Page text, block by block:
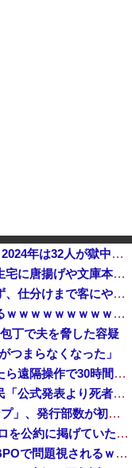
無期刑の仮釈放、2025年は「わずか4人」2024年は32人が獄中死…「終身刑化」の傾向続く
【私はあなたの味方】交際歴ゼロの同級生宅に唐揚げや文庫本を20回以上届けた24歳女を逮捕他
【画像】松屋さん、食器の返却のみならず、仕分けまで客にやらせてしまうｗｗｗｗｗｗ
【画像】福岡、こんなのが普通に走ってるｗｗｗｗｗｗｗｗｗｗｗｗｗｗｗｗ
丁で夫を脅した容疑
つまらなくなった」
中国人のリウさん、新エネ車で国境越えたら遠隔操作で30時間ロックされる！
中国「大洪水！」中国ダム「決壊」地元民「公式発表より死者多い！」中国政府「住民拘束！（安否不明」中国当局「救助隊動画も削除」台風13号「三峡ダム接近中」→
かつて650万部を誇った「週刊少年ジャンプ」、発行部数が初の100万部割れ
【速報】 記者「中革連は食料品消費税ゼロを公約に掲げていたが？」→階猛氏「そ、それは財源確保という条件付き」
【悲報】今期覇権アニメ「ヤニねこ」、BPOで問題視されるｗｗｗｗｗ